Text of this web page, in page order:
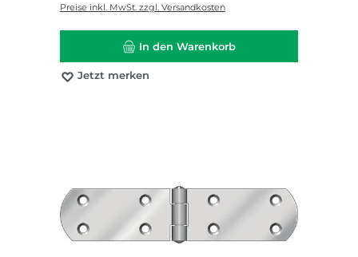
Preise inkl. MwSt. zzgl. Versandkosten
In den Warenkorb
Jetzt merken